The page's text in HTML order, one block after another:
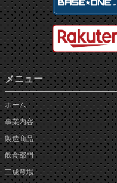
メニュー
ホーム
事業内容
製造商品
飲食部門
三成農場